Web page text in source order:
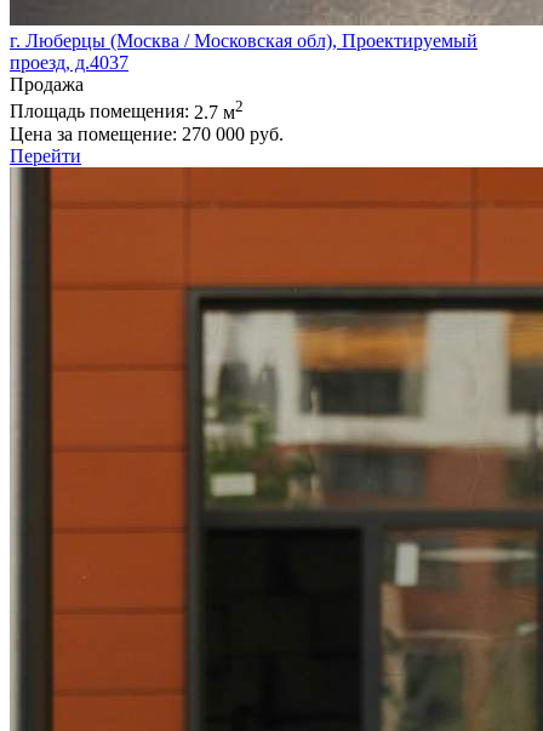
г. Люберцы (Москва / Московская обл), Проектируемый
проезд, д.4037
Продажа
Площадь помещения: 2.7 м2
Цена за помещение: 270 000 руб.
Перейти